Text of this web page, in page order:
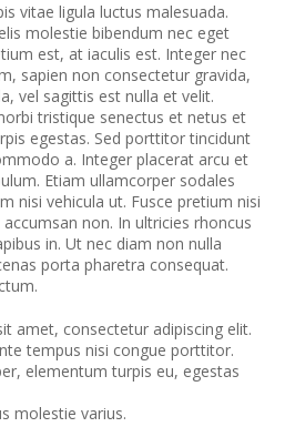
vitae ligula luctus malesuada.
molestie bibendum nec eget
est, at iaculis est. Integer nec
sapien non consectetur gravida,
vel sagittis est nulla et velit.
tristique senectus et netus et
egestas. Sed porttitor tincidunt
a. Integer placerat arcu et
Etiam ullamcorper sodales
nisi vehicula ut. Fusce pretium nisi
non. In ultricies rhoncus
in. Ut nec diam non nulla
porta pharetra consequat.
amet, consectetur adipiscing elit.
tempus nisi congue porttitor.
elementum turpis eu, egestas
molestie varius.